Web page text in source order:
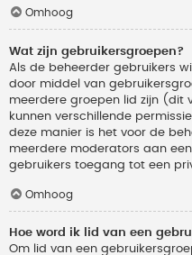
Omhoog
Wat zijn gebruikersgroepen?
Als de beheerder gebruikers
door middel van
meerdere groepen lid zijn (dit
kunnen verschillende
deze manier is het voor de
meerdere moderators aan
gebruikers toegang tot een
Omhoog
Hoe word ik lid van een
Om lid van een